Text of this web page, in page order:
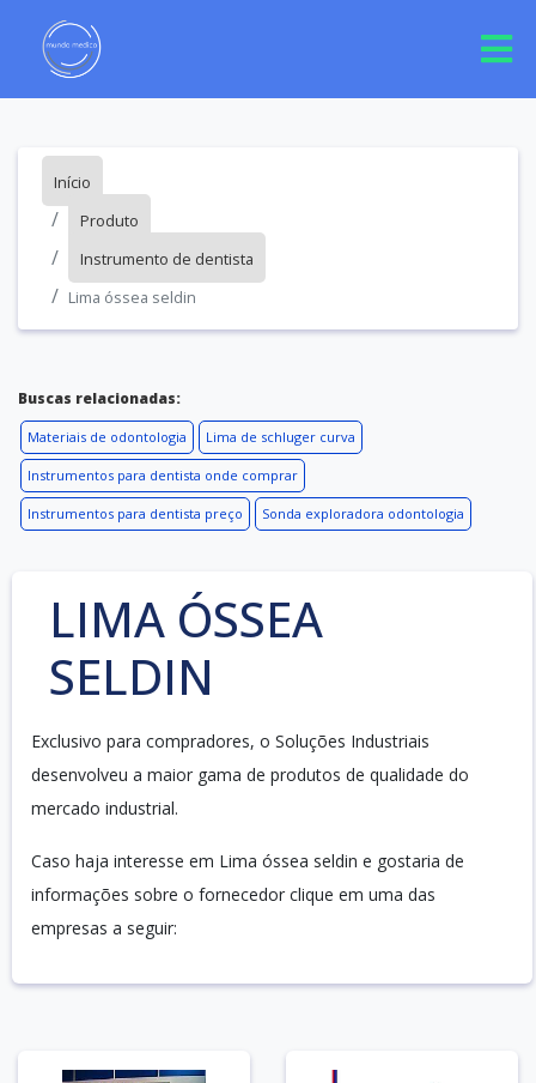
Início
Produto
Instrumento de dentista
Lima óssea seldin
Buscas relacionadas:
Materiais de odontologia Lima de schluger curva
Instrumentos para dentista onde comprar
Instrumentos para dentista preço Sonda exploradora odontologia
LIMA ÓSSEA
SELDIN
Exclusivo para compradores, o Soluções Industriais
desenvolveu a maior gama de produtos de qualidade do
mercado industrial.
Caso haja interesse em Lima óssea seldin e gostaria de
informações sobre o fornecedor clique em uma das
empresas a seguir: